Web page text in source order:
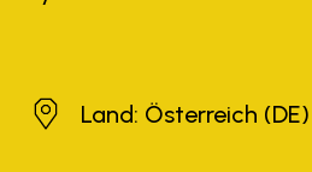
Österreich
Land: Österreich (DE)